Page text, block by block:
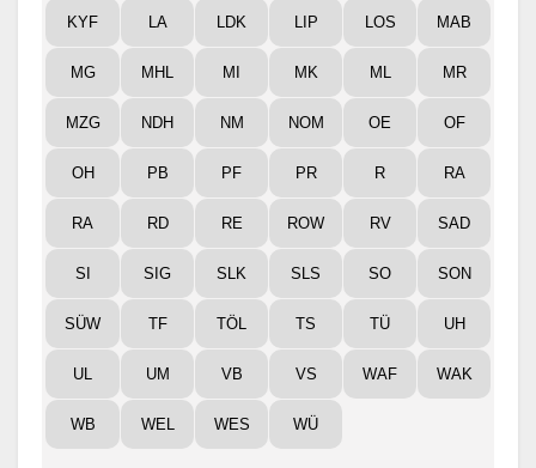
KYF LA LDK LIP LOS MAB
MG MHL MI MK ML MR
MZG NDH NM NOM OE OF
OH PB PF PR R RA
RA RD RE ROW RV SAD
SI SIG SLK SLS SO SON
SÜW TF TÖL TS TÜ UH
UL UM VB VS WAF WAK
WB WEL WES WÜ